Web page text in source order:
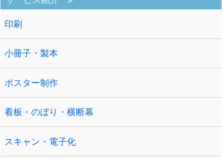
印刷
小冊子・製本
ポスター制作
看板・のぼり・横断幕
スキャン・電子化